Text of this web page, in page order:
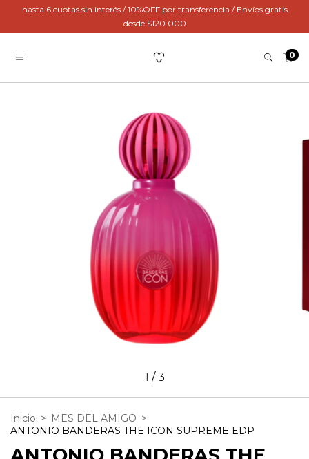
hasta 6 cuotas sin interés / 10%OFF por transferencia / Envíos gratis
desde $120.000
0
1 /3
Inicio > MES DEL AMIGO >
ANTONIO BANDERAS THE ICON SUPREME EDP